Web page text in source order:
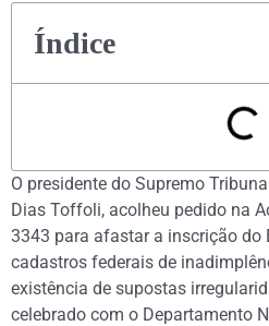
Índice
O presidente do Supremo
Dias Toffoli, acolheu pedido na
3343 para afastar a inscrição do
cadastros federais de
existência de supostas
celebrado com o Departamento